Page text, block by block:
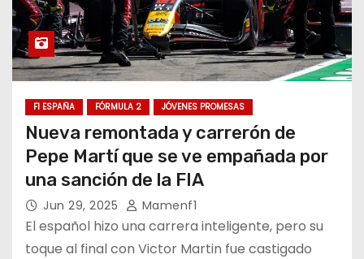
F1 ESPAÑA FÓRMULA 2 JÓVENES PROMESAS
Nueva remontada y carrerón de
Pepe Martí que se ve empañada por
una sanción de la FIA
Jun 29, 2025 Mamenf1
El español hizo una carrera inteligente, pero su
toque al final con Victor Martin fue castigado